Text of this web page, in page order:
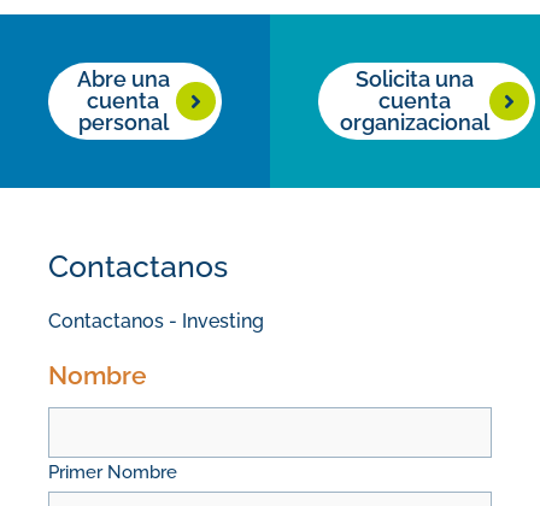
Abre una
cuenta
personal
Solicita una
cuenta
organizacional
Contactanos
Contactanos - Investing
Nombre
Primer Nombre